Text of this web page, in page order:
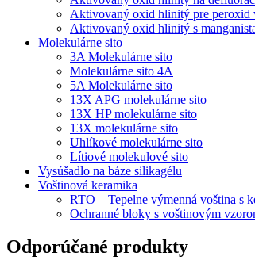
Aktivovaný oxid hlinitý pre peroxid
Aktivovaný oxid hlinitý s
Molekulárne sito
3A Molekulárne sito
Molekulárne sito 4A
5A Molekulárne sito
13X APG molekulárne sito
13X HP molekulárne sito
13X molekulárne sito
Uhlíkové molekulárne sito
Lítiové molekulové sito
Vysúšadlo na báze silikagélu
Voštinová keramika
RTO – Tepelne výmenná voština s
Ochranné bloky s voštinovým
Odporúčané produkty